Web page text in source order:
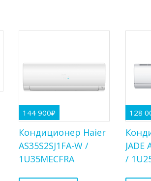
144 900₽
Кондиционер Haier
AS35S2SJ1FA-W /
1U35MECFRA
128
JADE
/